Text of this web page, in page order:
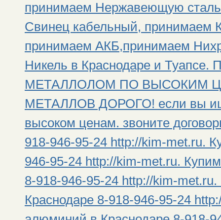
принимаем Нержавеющую
Свинец кабельный, принимаем
принимаем АКБ,принимаем
Никель в Краснодаре и
МЕТАЛЛОЛОМ ПО ВЫСОКИМ
МЕТАЛЛОВ ДОРОГО! если вы
высоком ценам. звоните
918-946-95-24 http://kim-met.ru.
946-95-24 http://kim-met.ru.
8-918-946-95-24 http://kim-
Краснодаре 8-918-946-95-24